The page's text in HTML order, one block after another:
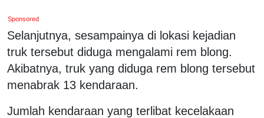
Sponsored
Selanjutnya, sesampainya di lokasi kejadian
truk tersebut diduga mengalami rem blong.
Akibatnya, truk yang diduga rem blong tersebut
menabrak 13 kendaraan.
Jumlah kendaraan yang terlibat kecelakaan